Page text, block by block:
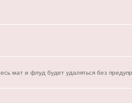
мат и флуд будет удаляться без